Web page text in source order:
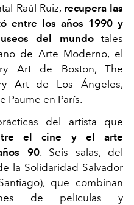
Raúl Ruiz, recupera las
entre los años 1990 y
del mundotales
de Arte Moderno, el
Art de Boston, The
Art de Los Ángeles,
Paume en París.
del artista que
el cine y el arte
90. Seis salas, del
la Solidaridad Salvador
que combinan
de películas y